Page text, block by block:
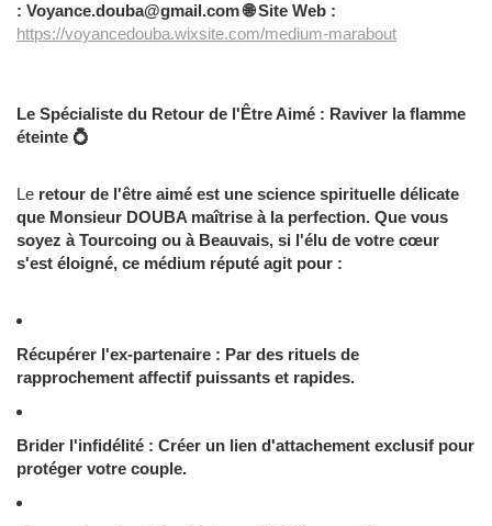
: Voyance.douba@gmail.com 🌐Site Web :
https://voyancedouba.wixsite.com/medium-marabout
Le Spécialiste du Retour de l'Être Aimé : Raviver la flamme
éteinte 💍
Le retour de l'être aimé est une science spirituelle délicate
que Monsieur DOUBA maîtrise à la perfection. Que vous
soyez àTourcoing ou à Beauvais, si l'élu de votre cœur
s'est éloigné, ce médium réputé agit pour :
Récupérer l'ex-partenaire : Par des rituels de
rapprochement affectif puissants et rapides.
Brider l'infidélité : Créer un lien d'attachement exclusif pour
protéger votre couple.